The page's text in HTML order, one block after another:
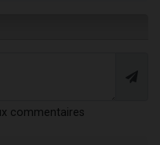
commentaires